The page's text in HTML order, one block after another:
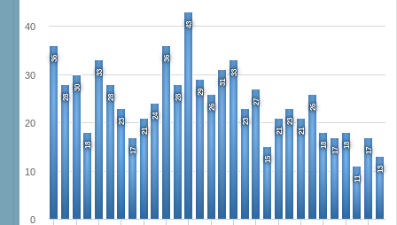
36
28
30
18
33
28
23
17
21
24
36
28
43
29
26
31
33
23
27
15
21
23
21
26
18
17
18
11
17
13
0
10
20
30
40